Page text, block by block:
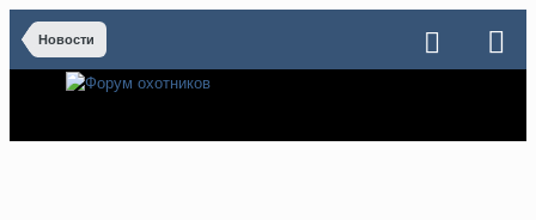
Новости